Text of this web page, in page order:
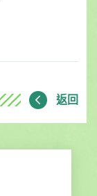
返回